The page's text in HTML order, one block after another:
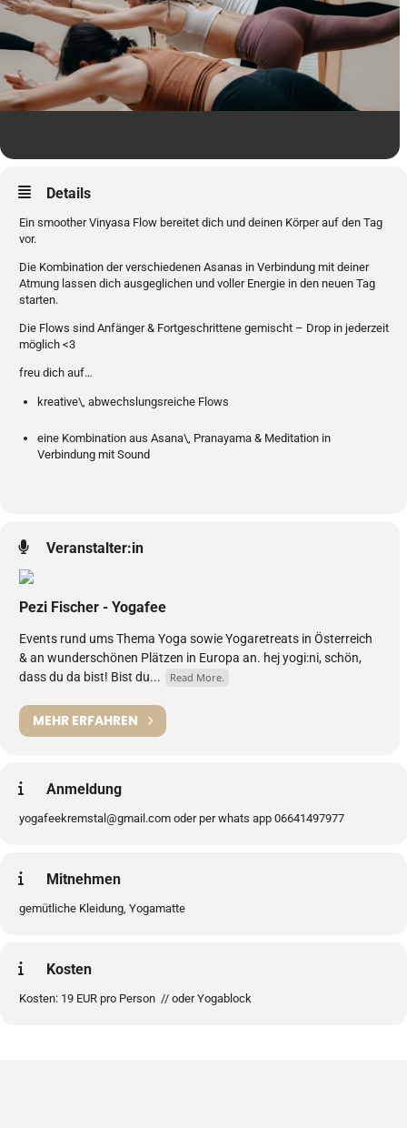
Details
Ein smoother Vinyasa Flow bereitet dich und deinen Körper auf den Tag
vor.
Die Kombination der verschiedenen Asanas in Verbindung mit deiner
Atmung lassen dich ausgeglichen und voller Energie in den neuen Tag
starten.
Die Flows sind Anfänger & Fortgeschrittene gemischt – Drop in jederzeit
möglich <3
freu dich auf…
kreative\, abwechslungsreiche Flows
eine Kombination aus Asana\, Pranayama & Meditation in
Verbindung mit Sound
Veranstalter:in
Pezi Fischer - Yogafee
Events rund ums Thema Yoga sowie Yogaretreats in Österreich
& an wunderschönen Plätzen in Europa an. hej yogi:ni, schön,
dass du da bist! Bist du...
Read More.
MEHR ERFAHREN
Anmeldung
yogafeekremstal@gmail.com oder per whats app 06641497977
Mitnehmen
gemütliche Kleidung, Yogamatte
Kosten
Kosten: 19 EUR pro Person // oder Yogablock